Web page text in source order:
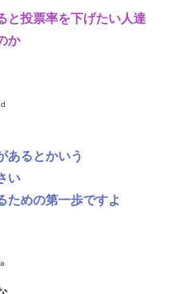
と投票率を下げたい人達
か
あるとかいう
い
ための第一歩ですよ